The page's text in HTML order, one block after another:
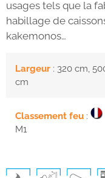
usages tels que la
habillage de
kakemonos…
Largeur : 320 cm,
cm
Classement feu :
M1